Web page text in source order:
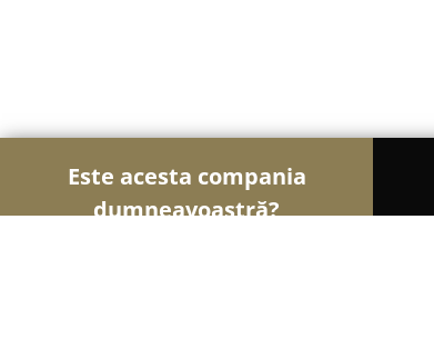
Este acesta compania
dumneavoastră?